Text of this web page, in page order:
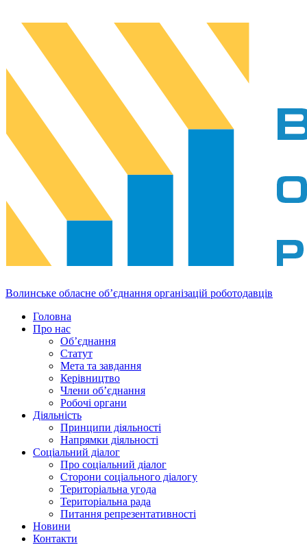
Волинське обласне об’єднання організацій роботодавців
Головна
Про нас
Об’єднання
Статут
Мета та завдання
Керівництво
Члени об’єднання
Робочі органи
Діяльність
Принципи діяльності
Напрямки діяльності
Соціальний діалог
Про соціальний діалог
Сторони соціального діалогу
Територіальна угода
Територіальна рада
Питання репрезентативності
Новини
Контакти